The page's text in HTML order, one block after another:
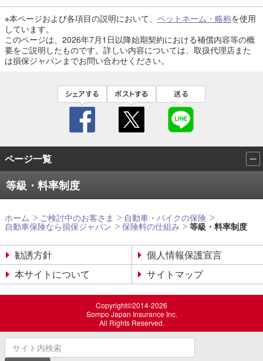
※本ページおよび各項目の説明において、 ペットネーム・略称を使用
しています。
このページは、2026年7月1日以降始期契約における補償内容等の概
要をご説明したものです。詳しい内容については、取扱代理店また
は損保ジャパンまでお問い合わせください。
facebook twitter
ページ一覧
等級・料率制度
ホーム ご検討中のお客さま 自動車・バイクの保険
自動車保険なら損保ジャパン 保険料の仕組み 等級・料率制度
勧誘方針
個人情報保護宣言
本サイトについて
サイトマップ
Copyright©2014-2026
Sompo Japan Insurance Inc.
All Rights Reserved.